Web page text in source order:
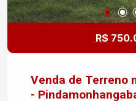
R$
Venda de Terreno
-